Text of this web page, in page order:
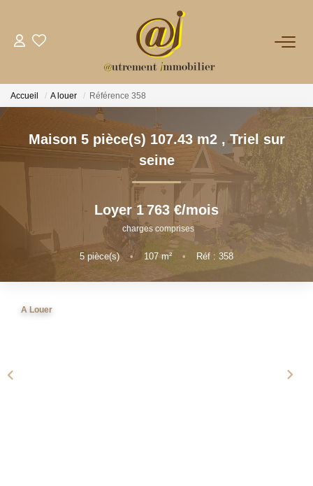
NOTRE AGENCE
VENTES
LOCATIONS
GESTION
NOS PLUS
CONTACT
Accueil A louer Référence 358
Maison 5 pièce(s) 107.43 m2 ,Triel sur
seine
Loyer 1 763 €/mois
charges comprises
5 pièce(s) • 107m² • Réf : 358
A Louer